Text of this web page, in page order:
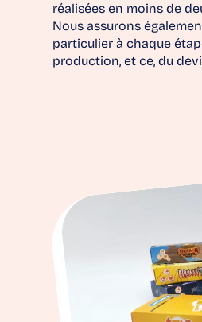
réalisées en moins de
Nous assurons
particulier à chaque
production, et ce, du